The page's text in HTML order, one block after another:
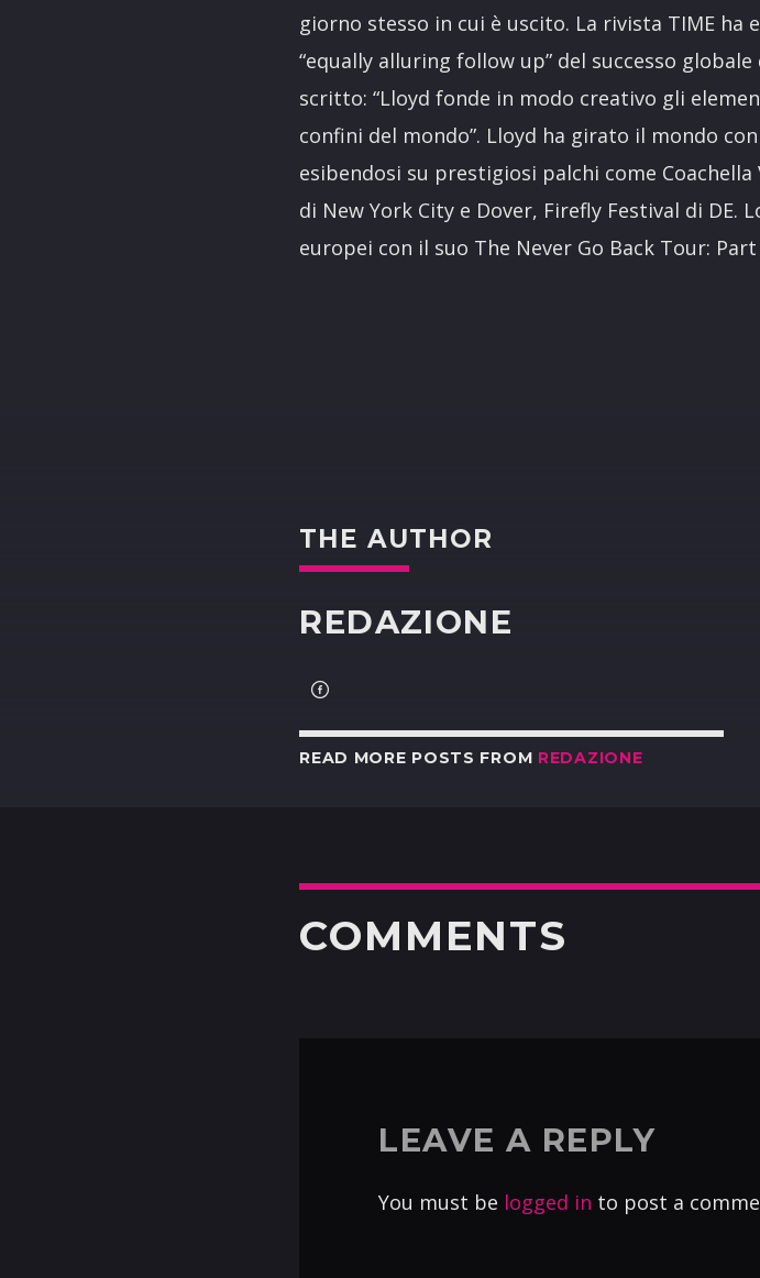
giorno stesso in cui è uscito. La rivista TIME ha
“equally alluring follow up” del successo
scritto: “Lloyd fonde in modo creativo gli
confini del mondo”. Lloyd ha girato il mondo
esibendosi su prestigiosi palchi come Coachella
di New York City e Dover, Firefly Festival di DE.
europei con il suo The Never Go Back Tour:
THE AUTHOR
REDAZIONE
READ MORE POSTS FROM REDAZIONE
COMMENTS
LEAVE A REPLY
You must be logged in to post a